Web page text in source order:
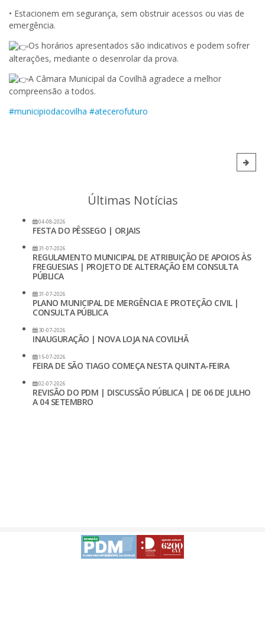
• Estacionem em segurança, sem obstruir acessos ou vias de
emergência.
Os horários apresentados são indicativos e podem sofrer
alterações, mediante o desenrolar da prova.
A Câmara Municipal da Covilhã agradece a melhor
compreensão a todos.
#municipiodacovilha #atecerofuturo
Últimas Notícias
04-08-2026
FESTA DO PÊSSEGO | ORJAIS
31-07-2026
REGULAMENTO MUNICIPAL DE ATRIBUIÇÃO DE APOIOS ÀS
FREGUESIAS | PROJETO DE ALTERAÇÃO EM CONSULTA
PÚBLICA
31-07-2026
PLANO MUNICIPAL DE MERGÊNCIA E PROTEÇÃO CIVIL |
CONSULTA PÚBLICA
30-07-2026
INAUGURAÇÃO | NOVA LOJA NA COVILHÃ
15-07-2026
FEIRA DE SÃO TIAGO COMEÇA NESTA QUINTA-FEIRA
02-07-2026
REVISÃO DO PDM | DISCUSSÃO PÚBLICA | DE 06 DE JULHO
A 04 SETEMBRO